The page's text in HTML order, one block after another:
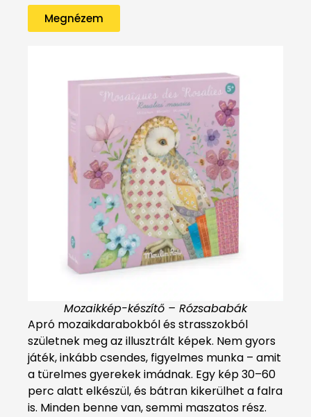
Megnézem
Mozaikkép-készítő – Rózsababák
Apró mozaikdarabokból és strasszokból
születnek meg az illusztrált képek. Nem gyors
játék, inkább csendes, figyelmes munka – amit
a türelmes gyerekek imádnak. Egy kép 30–60
perc alatt elkészül, és bátran kikerülhet a falra
is. Minden benne van, semmi maszatos rész.